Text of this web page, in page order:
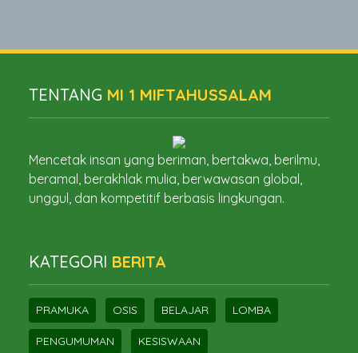
TENTANG MI 1 MIFTAHUSSALAM
Mencetak insan yang beriman, bertakwa, berilmu,
beramal, berakhlak mulia, berwawasan global,
unggul, dan kompetitif berbasis lingkungan.
KATEGORI BERITA
PRAMUKA OSIS BELAJAR LOMBA
PENGUMUMAN KESISWAAN